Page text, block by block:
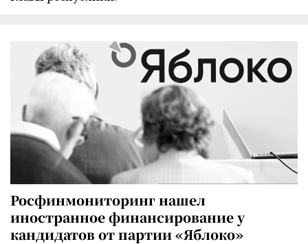
Росфинмониторинг нашел
иностранное финансирование у
кандидатов от партии «Яблоко»